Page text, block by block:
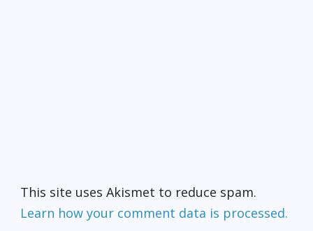
This site uses Akismet to reduce spam.
Learn how your comment data is processed.